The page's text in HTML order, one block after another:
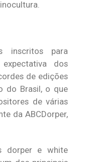
inscritos para
dos
de edições
do Brasil, o que
de várias
da ABCDorper,
dorper e white